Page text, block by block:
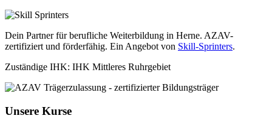
Dein Partner für berufliche Weiterbildung in Herne. AZAV-
zertifiziert und förderfähig. Ein Angebot von Skill-Sprinters.
Zuständige IHK: IHK Mittleres Ruhrgebiet
Unsere Kurse